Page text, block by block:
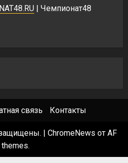
| Чемпионат48
связь Контакты
ChromeNews от AF
themes.